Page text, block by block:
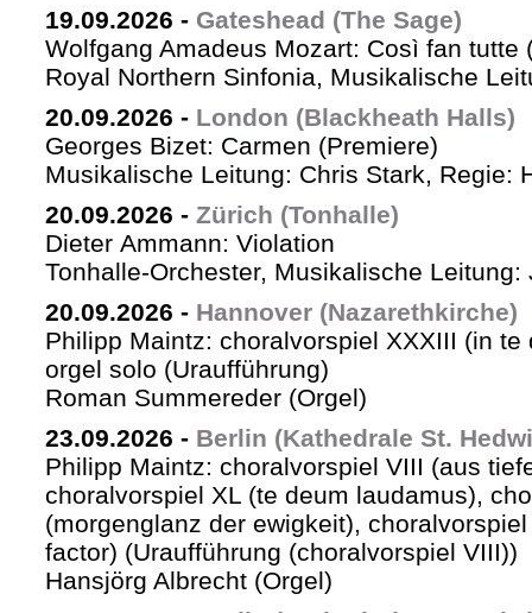
19.09.2026 - Gateshead (The Sage)
Wolfgang Amadeus Mozart: Così fan tutte
Royal Northern Sinfonia, Musikalische
20.09.2026 - London (Blackheath Halls)
Georges Bizet: Carmen (Premiere)
Musikalische Leitung: Chris Stark, Regie:
20.09.2026 - Zürich (Tonhalle)
Dieter Ammann: Violation
Tonhalle-Orchester, Musikalische Leitung:
20.09.2026 - Hannover (Nazarethkirche)
Philipp Maintz: choralvorspiel XXXIII (in te
orgel solo (Uraufführung)
Roman Summereder (Orgel)
23.09.2026 - Berlin (Kathedrale St.
Philipp Maintz: choralvorspiel VIII (aus
choralvorspiel XL (te deum laudamus),
(morgenglanz der ewigkeit),
factor) (Uraufführung (choralvorspiel VIII))
Hansjörg Albrecht (Orgel)